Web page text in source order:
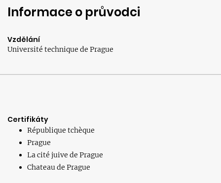
Informace o průvodci
Vzdělání
Université technique de Prague
Certifikáty
République tchèque
Prague
La cité juive de Prague
Chateau de Prague